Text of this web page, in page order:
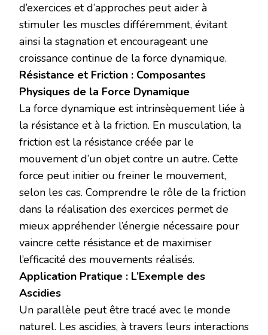
d’exercices et d’approches peut aider à
stimuler les muscles différemment, évitant
ainsi la stagnation et encourageant une
croissance continue de la force dynamique.
Résistance et Friction : Composantes
Physiques de la Force Dynamique
La force dynamique est intrinsèquement liée à
la résistance et à la friction. En musculation, la
friction est la résistance créée par le
mouvement d’un objet contre un autre. Cette
force peut initier ou freiner le mouvement,
selon les cas. Comprendre le rôle de la friction
dans la réalisation des exercices permet de
mieux appréhender l’énergie nécessaire pour
vaincre cette résistance et de maximiser
l’efficacité des mouvements réalisés.
Application Pratique : L’Exemple des
Ascidies
Un parallèle peut être tracé avec le monde
naturel. Les ascidies, à travers leurs interactions